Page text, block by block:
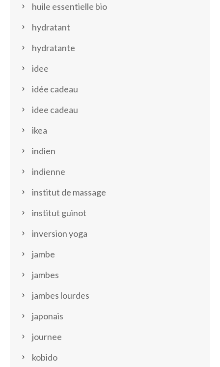
huile essentielle bio
hydratant
hydratante
idee
idée cadeau
idee cadeau
ikea
indien
indienne
institut de massage
institut guinot
inversion yoga
jambe
jambes
jambes lourdes
japonais
journee
kobido